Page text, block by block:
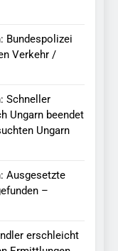
Bundespolizei
Verkehr /
Schneller
Ungarn beendet
Ungarn
Ausgesetzte
–
erschleicht